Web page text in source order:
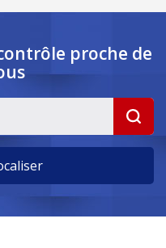
proche de